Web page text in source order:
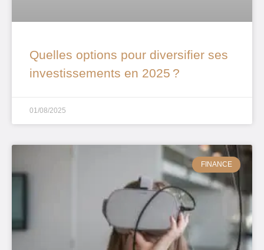
Quelles options pour diversifier ses
investissements en 2025 ?
01/08/2025
FINANCE